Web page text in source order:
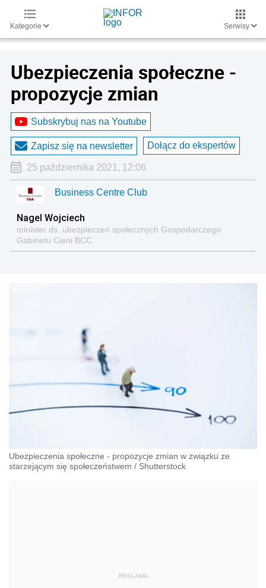
Kategorie Serwisy
Ubezpieczenia społeczne -
propozycje zmian
Subskrybuj nas na Youtube
Zapisz się na newsletter Dołącz do ekspertów
25 października 2021, 12:06
Business Centre Club
Nagel Wojciech
minister ds. ubezpieczeń społecznych Gospodarczego
Gabinetu Cieni BCC
Ubezpieczenia społeczne - propozycje zmian w związku ze
starzejącym się społeczeństwem / Shutterstock